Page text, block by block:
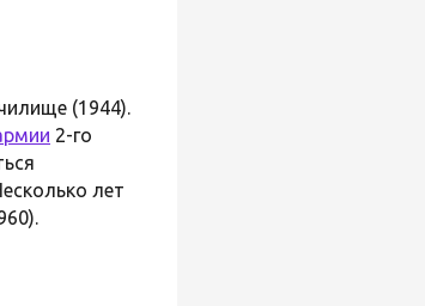
(1944).
2-го
лет